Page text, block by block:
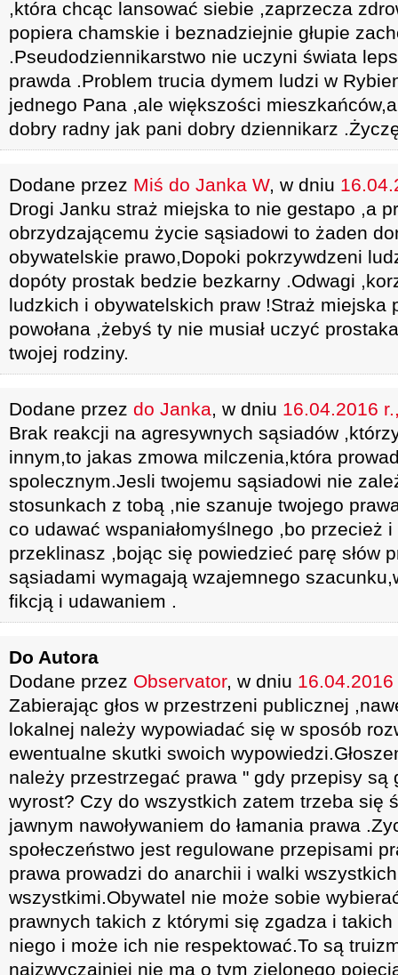
,która chcąc lansować siebie ,zaprzecza
popiera chamskie i beznadziejnie głupie
.Pseudodziennikarstwo nie uczyni świata
prawda .Problem trucia dymem ludzi w
jednego Pana ,ale większości
dobry radny jak pani dobry dziennikarz
Dodane przez Miś do Janka W, w dniu
Drogi Janku straż miejska to nie gestapo ,a
obrzydzającemu życie sąsiadowi to żaden
obywatelskie prawo,Dopoki pokrzywdzeni
dopóty prostak bedzie bezkarny .Odwagi
ludzkich i obywatelskich praw !Straż miejska
powołana ,żebyś ty nie musiał uczyć
twojej rodziny.
Dodane przez do Janka, w dniu 16.04.2016
Brak reakcji na agresywnych sąsiadów
innym,to jakas zmowa milczenia,która
spolecznym.Jesli twojemu sąsiadowi nie
stosunkach z tobą ,nie szanuje twojego
co udawać wspaniałomyślnego ,bo przecież
przeklinasz ,bojąc się powiedzieć parę słów
sąsiadami wymagają wzajemnego
fikcją i udawaniem .
Do Autora
Dodane przez Observator, w dniu
Zabierając głos w przestrzeni publicznej
lokalnej należy wypowiadać się w sposób
ewentualne skutki swoich
należy przestrzegać prawa " gdy przepisy są
wyrost? Czy do wszystkich zatem trzeba się
jawnym nawoływaniem do łamania prawa
społeczeństwo jest regulowane przepisami
prawa prowadzi do anarchii i walki
wszystkimi.Obywatel nie może sobie
prawnych takich z którymi się zgadza i takich
niego i może ich nie respektować.To są
najzwyczajniej nie ma o tym zielonego